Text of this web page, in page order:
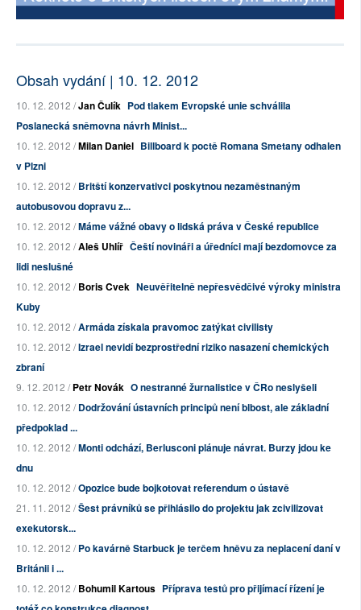
Obsah vydání | 10. 12. 2012
10. 12. 2012 /Jan Čulík Pod tlakem Evropské unie schválila
Poslanecká sněmovna návrh Minist...
10. 12. 2012 /Milan Daniel Billboard k poctě Romana Smetany odhalen
v Plzni
10. 12. 2012 /Britští konzervativci poskytnou nezaměstnaným
autobusovou dopravu z...
10. 12. 2012 /Máme vážné obavy o lidská práva v České republice
10. 12. 2012 /Aleš Uhlíř Čeští novináři a úředníci mají bezdomovce za
lidi neslušné
10. 12. 2012 /Boris Cvek Neuvěřitelně nepřesvědčivé výroky ministra
Kuby
10. 12. 2012 /Armáda získala pravomoc zatýkat civilisty
10. 12. 2012 /Izrael nevidí bezprostřední riziko nasazení chemických
zbraní
9. 12. 2012 /Petr Novák O nestranné žurnalistice v ČRo neslyšeli
10. 12. 2012 /Dodržování ústavních principů není blbost, ale základní
předpoklad ...
10. 12. 2012 /Monti odchází, Berlusconi plánuje návrat. Burzy jdou ke
dnu
10. 12. 2012 /Opozice bude bojkotovat referendum o ústavě
21. 11. 2012 /Šest právníků se přihlásilo do projektu jak zcivilizovat
exekutorsk...
10. 12. 2012 /Po kavárně Starbuck je terčem hněvu za neplacení daní v
Británii i ...
10. 12. 2012 /Bohumil Kartous Příprava testů pro přijímací řízení je